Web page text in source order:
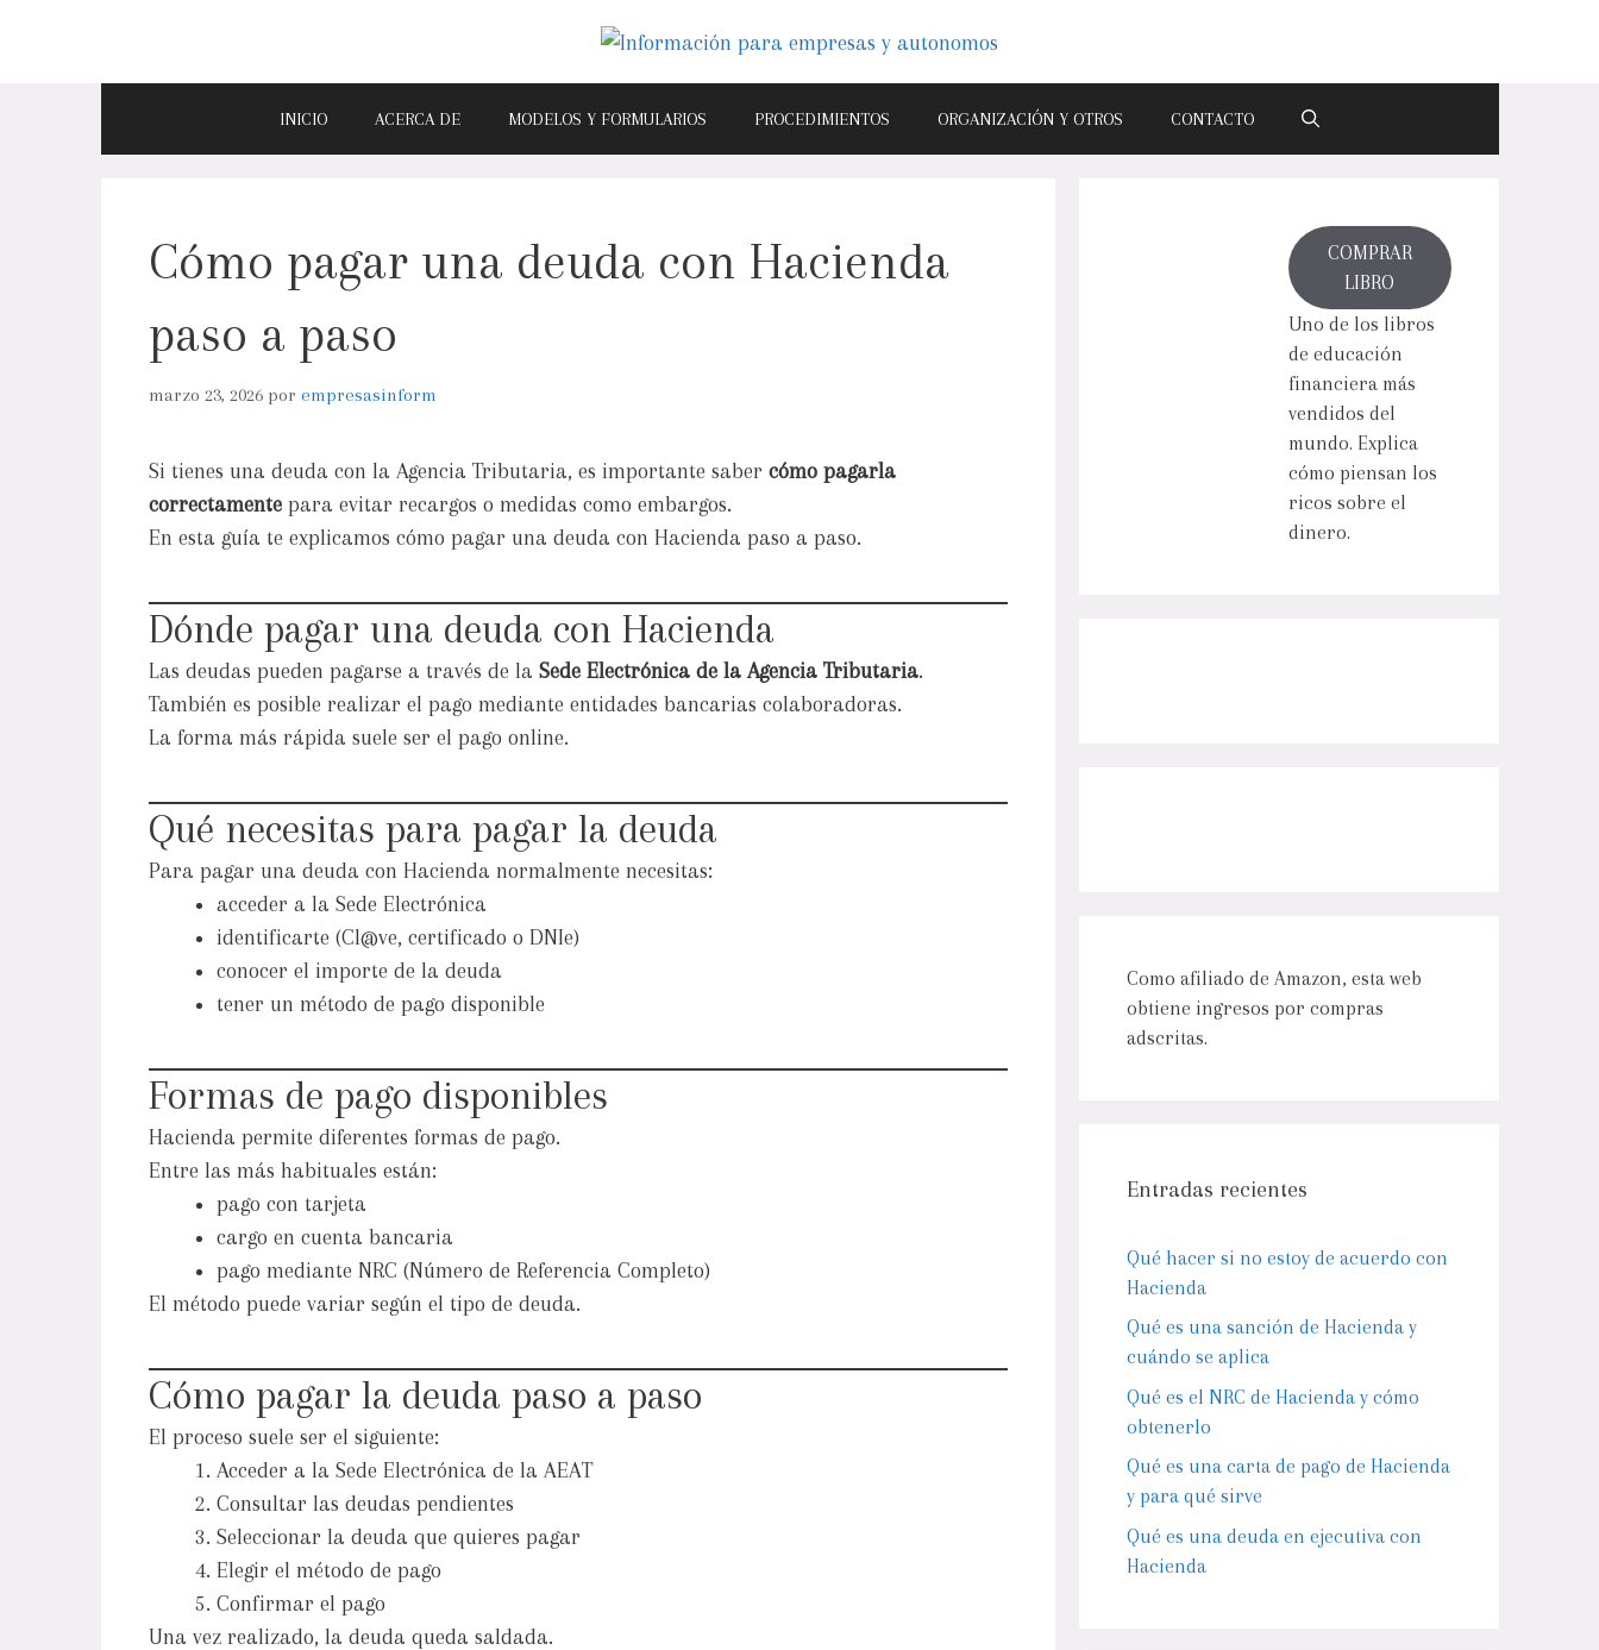
INICIO ACERCA DE MODELOS Y FORMULARIOS PROCEDIMIENTOS ORGANIZACIÓN Y OTROS CONTACTO
Cómo pagar una deuda con Hacienda
paso a paso
marzo 23, 2026 por empresasinform
Si tienes una deuda con la Agencia Tributaria, es importante saber cómo pagarla
correctamentepara evitar recargos o medidas como embargos.
En esta guía te explicamos cómo pagar una deuda con Hacienda paso a paso.
Dónde pagar una deuda con Hacienda
Las deudas pueden pagarse a través de la Sede Electrónica de la Agencia Tributaria.
También es posible realizar el pago mediante entidades bancarias colaboradoras.
La forma más rápida suele ser el pago online.
Qué necesitas para pagar la deuda
Para pagar una deuda con Hacienda normalmente necesitas:
acceder a la Sede Electrónica
identificarte (Cl@ve, certificado o DNIe)
conocer el importe de la deuda
tener un método de pago disponible
Formas de pago disponibles
Hacienda permite diferentes formas de pago.
Entre las más habituales están:
pago con tarjeta
cargo en cuenta bancaria
pago mediante NRC (Número de Referencia Completo)
El método puede variar según el tipo de deuda.
Cómo pagar la deuda paso a paso
El proceso suele ser el siguiente:
Acceder a la Sede Electrónica de la AEAT
Consultar las deudas pendientes
Seleccionar la deuda que quieres pagar
Elegir el método de pago
Confirmar el pago
Una vez realizado, la deuda queda saldada.
COMPRAR
LIBRO
Uno de los libros
de educación
financiera más
vendidos del
mundo. Explica
cómo piensan los
ricos sobre el
dinero.
Como afiliado de Amazon, esta web
obtiene ingresos por compras
adscritas.
Entradas recientes
Qué hacer si no estoy de acuerdo con
Hacienda
Qué es una sanción de Hacienda y
cuándo se aplica
Qué es el NRC de Hacienda y cómo
obtenerlo
Qué es una carta de pago de Hacienda
y para qué sirve
Qué es una deuda en ejecutiva con
Hacienda